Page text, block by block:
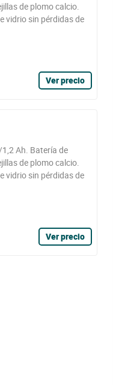
de plomo calcio.
vidrio sin pérdidas de
Ver precio
Ah. Batería de
de plomo calcio.
vidrio sin pérdidas de
Ver precio